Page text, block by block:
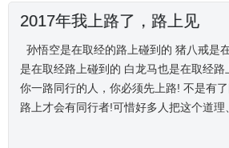
2017年我上路了，路上见
孙悟空是在取经的路上碰到的 猪八戒是
是在取经路上碰到的 白龙马也是在取经
你一路同行的人，你必须先上路! 不是有
路上才会有同行者!可惜好多人把这个道理